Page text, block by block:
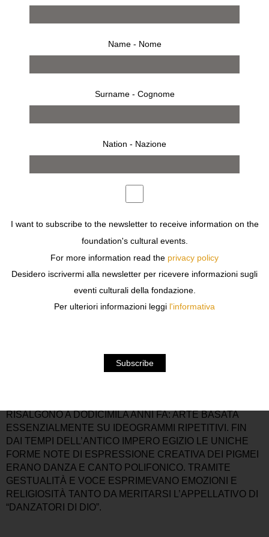
19 febbraio 1992 – 4 aprile 1992
QUESTA MOSTRA SI PROPONE DI FAR CONOSCERE IN
MODO ESAURIENTE L’UNIVERSO ARTISTICO E
RISALGONO A DODICIMILA ANNI FA: ARTE BASATA
ESSENZIALMENTE SU IDEOGRAMMI RIPETITIVI. FIN
DAI TEMPI DELL’ANTICO IMPERO EGIZIO LE UNICHE
FORME NOTE DI ESPRESSIONE CREATIVA DEI PIGMEI
ERANO DANZA E CANTO POLIFONICO. TRAMITE
GESTUALITÀ E VOCE ESPRIMEVANO EMOZIONI E
RELIGIOSITÀ TANTO DA MERITARSI L’APPELLATIVO DI
“DANZATORI DI DIO”.
Name - Nome
Surname - Cognome
Nation - Nazione
I want to subscribe to the newsletter to receive information on the
foundation's cultural events.
For more information read the privacy policy
Desidero iscrivermi alla newsletter per ricevere informazioni sugli
eventi culturali della fondazione.
Per ulteriori informazioni leggi l'informativa